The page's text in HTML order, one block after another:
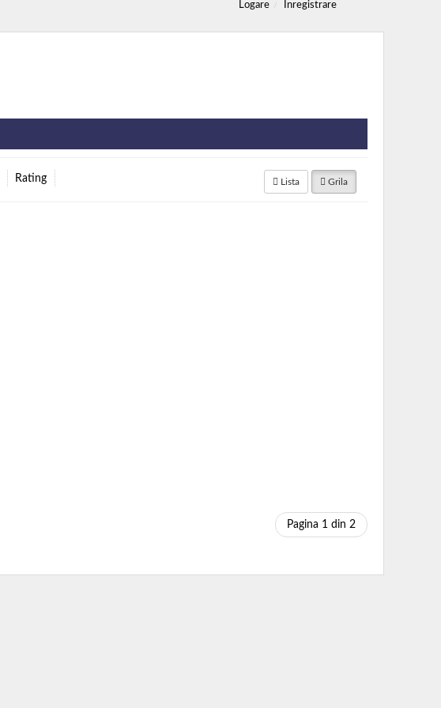
Logare Inregistrare
Rating Lista Grila
Pagina 1 din 2